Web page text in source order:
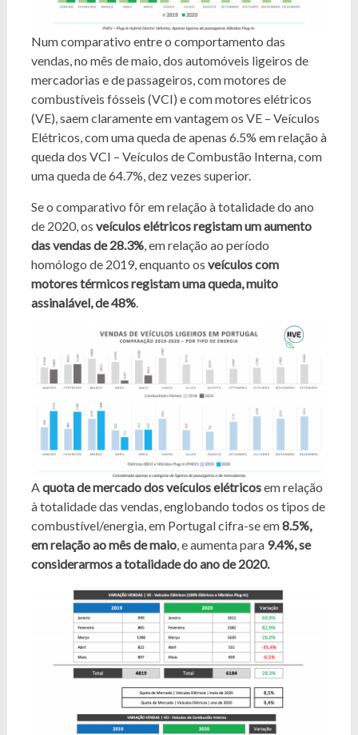
Num comparativo entre o comportamento das
vendas, no mês de maio, dos automóveis ligeiros de
mercadorias e de passageiros, com motores de
combustíveis fósseis (VCI) e com motores elétricos
(VE), saem claramente em vantagem os VE – Veículos
Elétricos, com uma queda de apenas 6.5% em relação à
queda dos VCI – Veículos de Combustão Interna, com
uma queda de 64.7%, dez vezes superior.
Se o comparativo fôr em relação à totalidade do ano
de 2020, os veículos elétricos registam um aumento
das vendas de 28.3%, em relação ao período
homólogo de 2019, enquanto os veículos com
motores térmicos registam uma queda, muito
assinalável, de 48%.
Aquota de mercado dos veículos elétricosem relação
à totalidade das vendas, englobando todos os tipos de
combustível/energia, em Portugal cifra-se em8.5%,
em relação ao mês de maio, e aumenta para 9.4%, se
considerarmos a totalidade do ano de 2020.